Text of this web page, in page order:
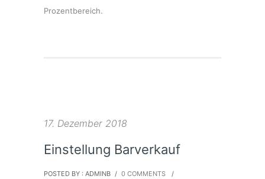
Prozentbereich.
17. Dezember 2018
Einstellung Barverkauf
POSTED BY : ADMINB / 0 COMMENTS
/